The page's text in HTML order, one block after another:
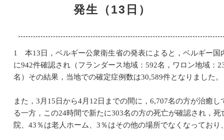
発生（13日）
1 本13日，ベルギー公衆衛生省の発表によると，ベルギー国
に942件確認され（フランダース地域：592名，ワロン地域：
名）その結果，当地での確定症例数は30,589件となりました。
また，3月15日から4月12日までの間に，6,707名の方が治癒
る一方，この24時間で新たに303名の方の死亡が確認され，
院、43％は老人ホーム、3％はその他の場所でなくなってお